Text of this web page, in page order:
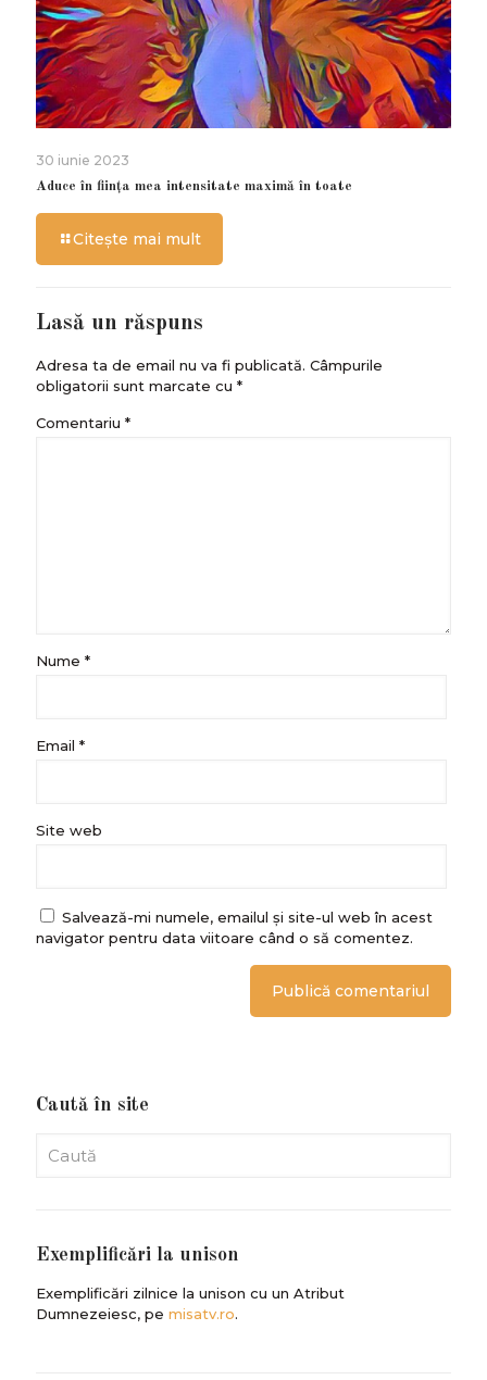
30 iunie 2023
Aduce în ființa mea intensitate maximă în toate
Citește mai mult
Lasă un răspuns
Adresa ta de email nu va fi publicată. Câmpurile
obligatorii sunt marcate cu *
Comentariu *
Nume *
Email *
Site web
Salvează-mi numele, emailul și site-ul web în acest
navigator pentru data viitoare când o să comentez.
Caută în site
Exemplificări la unison
Exemplificări zilnice la unison cu un Atribut
Dumnezeiesc, pe misatv.ro.